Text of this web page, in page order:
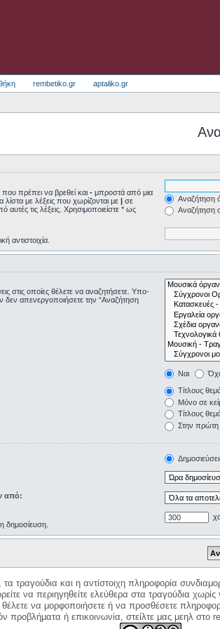
rembetiko.gr aptaliko.gr
πρέπει να βρεθεί και - μπροστά από μια
με λέξεις που χωρίζονται με | σε
τις λέξεις. Χρησιμοποιείστε * ως
Αναζήτηση
Αναζήτηση
αντιστοιχία.
στις οποίες θέλετε να αναζητήσετε. Υπο-
δεν απενεργοποιήσετε την “Αναζήτηση
Ναι Όχι
Τίτλους
Μόνο σε
Τίτλους
Στην πρώτη
από:
δημοσίευση.
τα τραγούδια και η αντίστοιχη πληροφορία
να περιηγηθείτε ελεύθερα στα τραγούδια
να μορφοποιήσετε ή να προσθέσετε
προβλήματα ή επικοινωνία, στείλτε μας μεηλ